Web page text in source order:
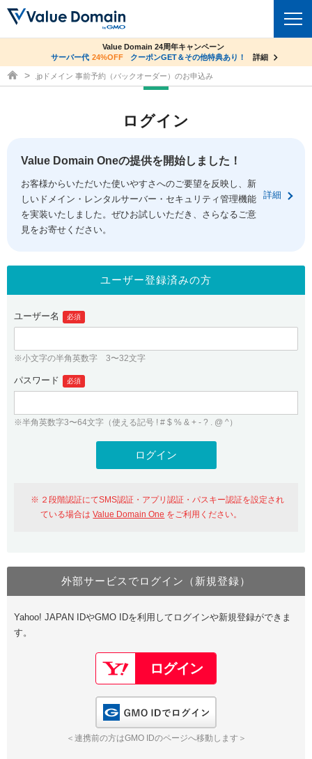
ドメイントップ
ドメイン移管
ドメイン価格一覧
ドメイン一括検索
.jpドメインオークション
gTLDオークション NEW!
.jpドメインバックオーダー
プレミアムドメイン
人気ドメインの種類
WHOIS検索
コアサーバー
バリューサーバー
XREA
セキュリティトップ
Value Domain ネットde診断
SSL証明書
サービストップ
お得意様割引
紹介制度
バリュードメインAPI
ドメイン・ホスティングOEM
facebook
ログイン
従来のバリュードメインをご利用希望の方
Value Domainにログイン
おすすめ One レンタルサーバーを含む最新の機能を使う方
Value Domain Oneにログイン
Google
GMO ID Amazon
※AmazonはValue Domain Oneのログイン画面へ遷移します
ユーザー登録
Value Domain Oneアカウント作成
以下でも登録可能
Google Yahoo!
GMO ID
co.jpドメイン✕コアサーバーV2ビジネス応援キャンペーン
サーバー料金1年間無料
詳細
Value Domain 24周年キャンペーン
サーバー代 24%OFF クーポンGET＆その他特典あり！ 詳細
ドメイン取得ならバリュードメイン
.jpドメイン 事前予約（バックオーダー）のお申込み
ログイン
Value Domain Oneの提供を開始しました！
お客様からいただいた使いやすさへのご要望を反映し、新
しいドメイン・レンタルサーバー・セキュリティ管理機能
を実装いたしました。ぜひお試しいただき、さらなるご意
見をお寄せください。
詳細
ユーザー登録済みの方
ユーザー名 必須
※小文字の半角英数字 3〜32文字
パスワード 必須
※半角英数字3〜64文字（使える記号 ! # $ % & + - ? . @ ^）
２段階認証にてSMS認証・アプリ認証・パスキー認証を設定され
ている場合はValue Domain One をご利用ください。
外部サービスでログイン（新規登録）
Yahoo! JAPAN IDやGMO IDを利用してログインや新規登録ができま
す。
＜連携前の方はGMO IDのページへ移動します＞